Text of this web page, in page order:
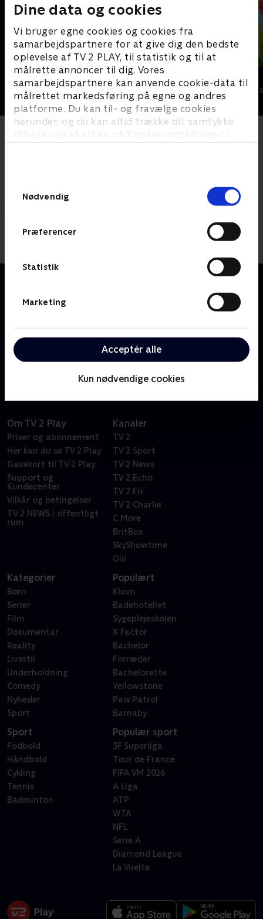
Dine data og cookies
Vi bruger egne cookies og cookies fra
samarbejdspartnere for at give dig den bedste
oplevelse af TV 2 PLAY, til statistik og til at
målrette annoncer til dig. Vores
samarbejdspartnere kan anvende cookie-data til
målrettet markedsføring på egne og andres
platforme. Du kan til- og fravælge cookies
herunder, og du kan altid trække dit samtykke
tilbage ved at klikke på ’Cookie-indstillinger’ i
Nødvendig
Præferencer
Statistik
Marketing
Acceptér alle
Kun nødvendige cookies
Stor & Lille
Børneserier • 1 sæsoner
Lillefinger
Børneserier •
Den lille prinsesse bor på slottet sammen med sine
forældre, kongen og dronningen. Prinsessen har
enorme nysgerrighed fører næsten altid ballade med
sig. Hun bliver umulig, når hun ikke får sin vilje, men
hvem kan stå for det søde prinsessesmil?
Om TV 2 Play
Priser og abonnement
Her kan du se TV 2 Play
Gavekort til TV 2 Play
Support og
Kundecenter
Vilkår og betingelser
TV 2 NEWS i offentligt
rum
Kanaler
TV 2
TV 2 Sport
TV 2 News
TV 2 Echo
TV 2 Fri
TV 2 Charlie
C More
BritBox
SkyShowtime
Oiii
Kategorier
Børn
Serier
Film
Dokumentar
Reality
Livsstil
Underholdning
Comedy
Nyheder
Sport
Populært
Klovn
Badehotellet
Sygeplejeskolen
X Factor
Bachelor
Forræder
Bachelorette
Yellowstone
Paw Patrol
Barnaby
Sport
Fodbold
Håndbold
Cykling
Tennis
Badminton
Populær sport
3F Superliga
Tour de France
FIFA VM 2026
A Liga
ATP
WTA
NFL
Serie A
Diamond League
La Vuelta